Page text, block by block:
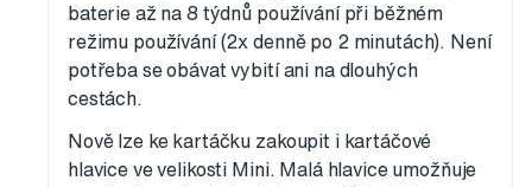
baterie až na 8 týdnů používání při běžném
režimu používání (2x denně po 2 minutách). Není
potřeba se obávat vybití ani na dlouhých
cestách.
Nově lze ke kartáčku zakoupit i kartáčové
hlavice ve velikosti Mini. Malá hlavice umožňuje